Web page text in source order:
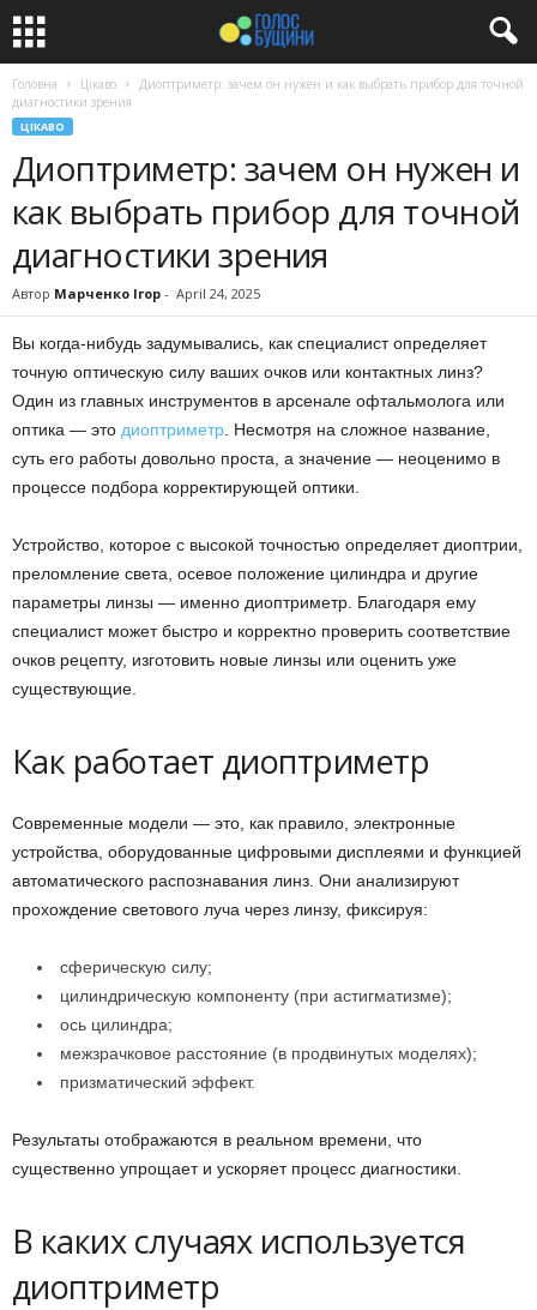
Головна Цікаво
Диоптриметр: зачем он нужен и как выбрать прибор для точной
диагностики зрения
ЦІКАВО
Диоптриметр: зачем он нужен и
как выбрать прибор для точной
диагностики зрения
Автор Марченко Ігор - April 24, 2025
Вы когда-нибудь задумывались, как специалист определяет
точную оптическую силу ваших очков или контактных линз?
Один из главных инструментов в арсенале офтальмолога или
оптика — это диоптриметр . Несмотря на сложное название,
суть его работы довольно проста, а значение — неоценимо в
процессе подбора корректирующей оптики.
Устройство, которое с высокой точностью определяет диоптрии,
преломление света, осевое положение цилиндра и другие
параметры линзы — именно диоптриметр. Благодаря ему
специалист может быстро и корректно проверить соответствие
очков рецепту, изготовить новые линзы или оценить уже
существующие.
Как работает диоптриметр
Современные модели — это, как правило, электронные
устройства, оборудованные цифровыми дисплеями и функцией
автоматического распознавания линз. Они анализируют
прохождение светового луча через линзу, фиксируя:
сферическую силу;
цилиндрическую компоненту (при астигматизме);
ось цилиндра;
межзрачковое расстояние (в продвинутых моделях);
призматический эффект.
Результаты отображаются в реальном времени, что
существенно упрощает и ускоряет процесс диагностики.
В каких случаях используется
диоптриметр